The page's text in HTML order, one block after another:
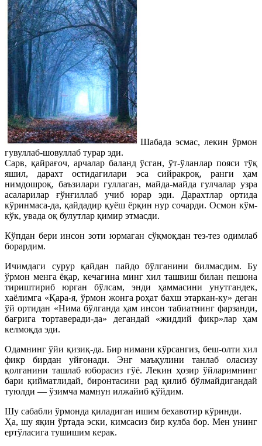
Шабада эсмас, лекин ўрмон
гувуллаб-шовуллаб турар эди.
Сарв, қайрағоч, арчалар баланд ўсган, ўт-ўланлар пояси тўқ
яшил, дарахт остидагилари эса сийракроқ, ранги ҳам
нимдошроқ, баъзилари гуллаган, майда-майда гулчалар узра
асаларилар ғўнғиллаб учиб юрар эди. Дарахтлар ортида
кўринмаса-да, қайдадир қуёш ёрқин нур сочарди. Осмон кўм-
кўк, увада оқ булутлар қимир этмасди.
Кўпдан бери инсон зоти юрмаган сўқмоқдан тез-тез одимлаб
борардим.
Ичимдаги сурур қайдан пайдо бўлганини билмасдим. Бу
ўрмон менга ёқар, кечагина минг хил ташвиш билан пешона
тириштириб юрган бўлсам, энди ҳаммасини унутгандек,
хаёлимга «Қара-я, ўрмон жонга роҳат бахш этаркан-ку» деган
ўй ортидан «Нима бўлганда ҳам инсон табиатнинг фарзанди,
бағрига тортаверади-да» дегандай «жиддий фикр»лар ҳам
келмоқда эди.
Одамнинг ўйи қизиқ-да. Бир нимани кўрсангиз, беш-олти хил
фикр бирдан уйғонади. Энг маъқулини танлаб оласизу
қолганини ташлаб юборасиз гўё. Лекин ҳозир ўйларимнинг
бари қийматлидай, биронтасини рад қилиб бўлмайдигандай
туюлди — ўзимча мамнун илжайиб қўйдим.
Шу сабабли ўрмонда қиладиган ишим бехавотир кўринди.
Ҳа, шу яқин ўртада эски, кимсасиз бир кулба бор. Мен унинг
ертўласига тушишим керак.